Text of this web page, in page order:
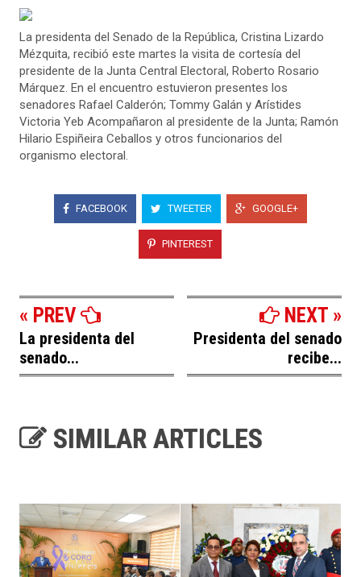
La presidenta del Senado de la República, Cristina Lizardo
Mézquita, recibió este martes la visita de cortesía del
presidente de la Junta Central Electoral, Roberto Rosario
Márquez. En el encuentro estuvieron presentes los
senadores Rafael Calderón; Tommy Galán y Arístides
Victoria Yeb Acompañaron al presidente de la Junta; Ramón
Hilario Espiñeira Ceballos y otros funcionarios del
organismo electoral.
FACEBOOK TWEETER GOOGLE+
PINTEREST
« PREV
La presidenta del
senado...
NEXT »
Presidenta del senado
recibe...
SIMILAR ARTICLES